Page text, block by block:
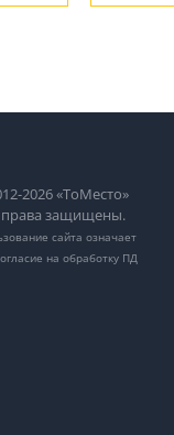
2026 «ТоМесто»
права защищены.
сайта означает
на обработку ПД